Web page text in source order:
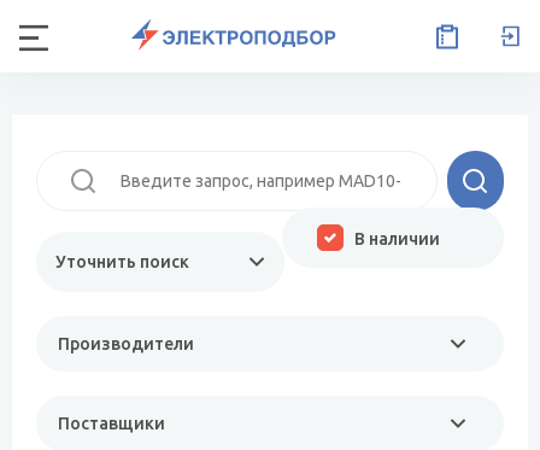
Уточнить поиск
Производители
Поставщики
В наличии